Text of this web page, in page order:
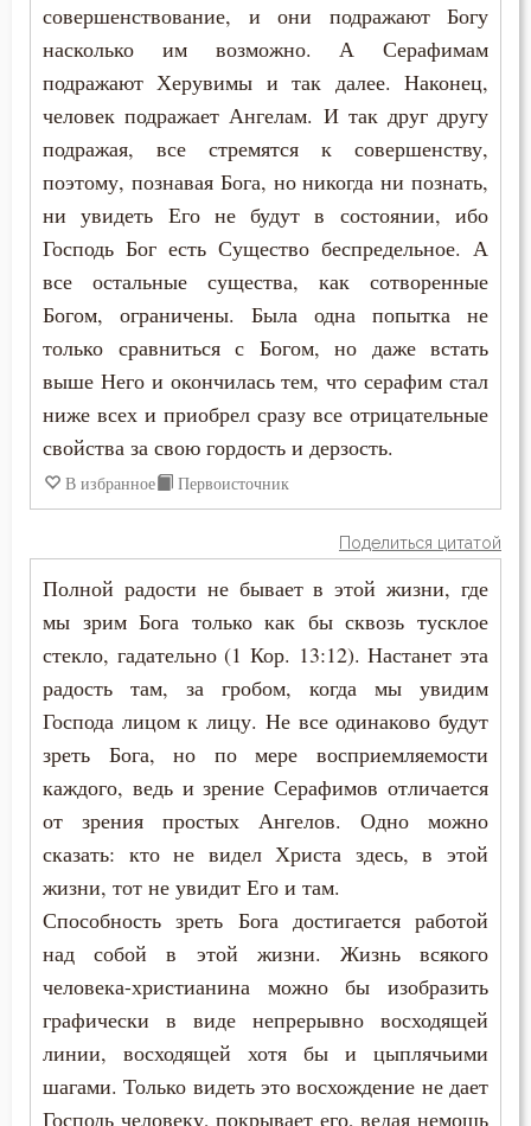
совершенствование, и они подражают Богу
насколько им возможно. А Серафимам
подражают Херувимы и так далее. Наконец,
человек подражает Ангелам. И так друг другу
подражая, все стремятся к совершенству,
поэтому, познавая Бога, но никогда ни познать,
ни увидеть Его не будут в состоянии, ибо
Господь Бог есть Существо беспредельное. А
все остальные существа, как сотворенные
Богом, ограничены. Была одна попытка не
только сравниться с Богом, но даже встать
выше Него и окончилась тем, что серафим стал
ниже всех и приобрел сразу все отрицательные
свойства за свою гордость и дерзость.
В избранное Первоисточник
Поделиться цитатой
Полной радости не бывает в этой жизни, где
мы зрим Бога только как бы сквозь тусклое
стекло, гадательно (1 Кор. 13:12). Настанет эта
радость там, за гробом, когда мы увидим
Господа лицом к лицу. Не все одинаково будут
зреть Бога, но по мере восприемляемости
каждого, ведь и зрение Серафимов отличается
от зрения простых Ангелов. Одно можно
сказать: кто не видел Христа здесь, в этой
жизни, тот не увидит Его и там.
Способность зреть Бога достигается работой
над собой в этой жизни. Жизнь всякого
человека-христианина можно бы изобразить
графически в виде непрерывно восходящей
линии, восходящей хотя бы и цыплячьими
шагами. Только видеть это восхождение не дает
Господь человеку, покрывает его, ведая немощь